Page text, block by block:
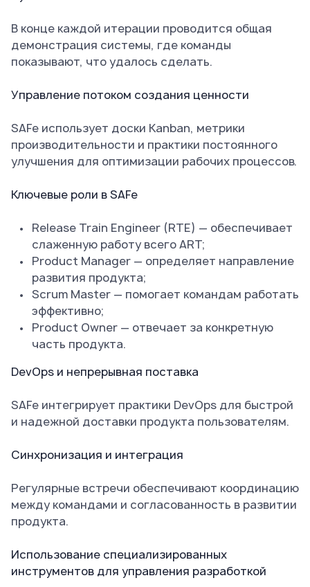
В конце каждой итерации проводится общая
демонстрация системы, где команды
показывают, что удалось сделать.
Управление потоком создания ценности
SAFe использует доски Kanban, метрики
производительности и практики постоянного
улучшения для оптимизации рабочих процессов.
Ключевые роли в SAFe
Release Train Engineer (RTE) — обеспечивает
слаженную работу всего ART;
Product Manager — определяет направление
развития продукта;
Scrum Master — помогает командам работать
эффективно;
Product Owner — отвечает за конкретную
часть продукта.
DevOps и непрерывная поставка
SAFe интегрирует практики DevOps для быстрой
и надежной доставки продукта пользователям.
Синхронизация и интеграция
Регулярные встречи обеспечивают координацию
между командами и согласованность в развитии
продукта.
Использование специализированных
инструментов для управления разработкой